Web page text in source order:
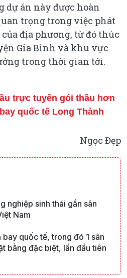
án này được hoàn
trọng trong việc phát
địa phương, từ đó thúc
Gia Bình và khu vực
trong thời gian tới.
trực tuyến gói thầu hơn
quốc tế Long Thành
Ngọc Đẹp
nghiệp sinh thái gần sân
Nam
bay quốc tế, trong đó 1 sân
bằng đặc biệt, lần đầu tiên